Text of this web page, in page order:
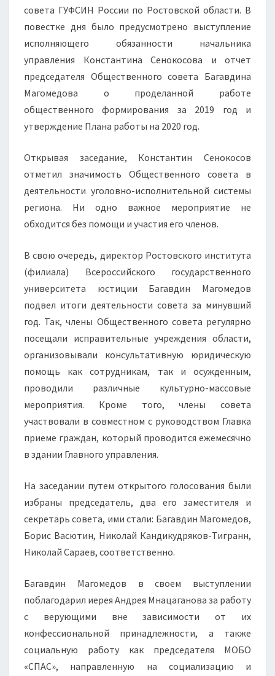
совета ГУФСИН России по Ростовской области. В
повестке дня было предусмотрено выступление
исполняющего обязанности начальника
управления Константина Сенокосова и отчет
председателя Общественного совета Багавдина
Магомедова о проделанной работе
общественного формирования за 2019 год и
утверждение Плана работы на 2020 год.
Открывая заседание, Константин Сенокосов
отметил значимость Общественного совета в
деятельности уголовно-исполнительной системы
региона. Ни одно важное мероприятие не
обходится без помощи и участия его членов.
В свою очередь, директор Ростовского института
(филиала) Всероссийского государственного
университета юстиции Багавдин Магомедов
подвел итоги деятельности совета за минувший
год. Так, члены Общественного совета регулярно
посещали исправительные учреждения области,
организовывали консультативную юридическую
помощь как сотрудникам, так и осужденным,
проводили различные культурно-массовые
мероприятия. Кроме того, члены совета
участвовали в совместном с руководством Главка
приеме граждан, который проводится ежемесячно
в здании Главного управления.
На заседании путем открытого голосования были
избраны председатель, два его заместителя и
секретарь совета, ими стали: Багавдин Магомедов,
Борис Васютин, Николай Кандикудряков-Тигранн,
Николай Сараев, соответственно.
Багавдин Магомедов в своем выступлении
поблагодарил иерея Андрея Мнацаганова за работу
с верующими вне зависимости от их
конфессиональной принадлежности, а также
социальную работу как председателя МОБО
«СПАС», направленную на социализацию и